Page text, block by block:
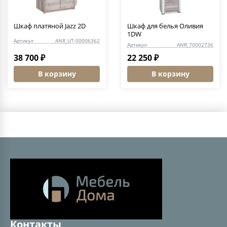
Шкаф платяной Jazz 2D
Артикул ANR_UT-00006362
38 700 ₽
В корзину
Шкаф для белья Оливия
1DW
Артикул ANR_70002736
22 250 ₽
В корзину